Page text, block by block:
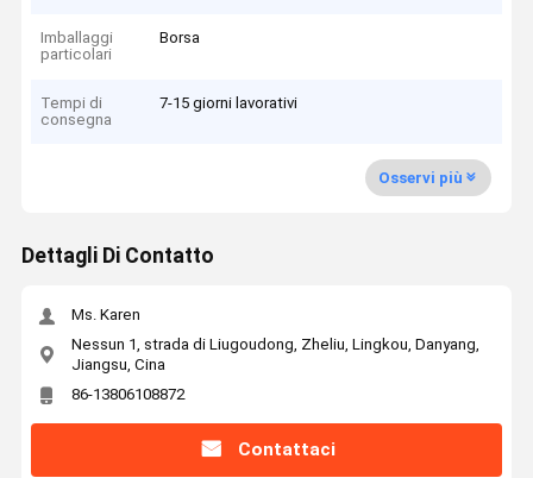
Imballaggi
particolari
Borsa
Tempi di
consegna
7-15 giorni lavorativi
Osservi più
Dettagli Di Contatto
Ms. Karen
Nessun 1, strada di Liugoudong, Zheliu, Lingkou, Danyang,
Jiangsu, Cina
86-13806108872
Contattaci